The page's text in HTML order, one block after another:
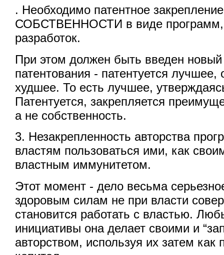
. Необходимо патентное
СОБСТВЕННОСТИ в виде программ,
разработок.
При этом должен быть введен
патентования - патентуется лучшее,
худшее. То есть лучшее,
Патентуется, закрепляется
а не собственность.
3. Незакрепленность авторства
властям пользоваться ими, как
властным иммунитетом.
Этот момент - дело весьма
здоровым силам не при власти
становится работать с властью.
инициативы она делает своими и
авторством, используя их затем как